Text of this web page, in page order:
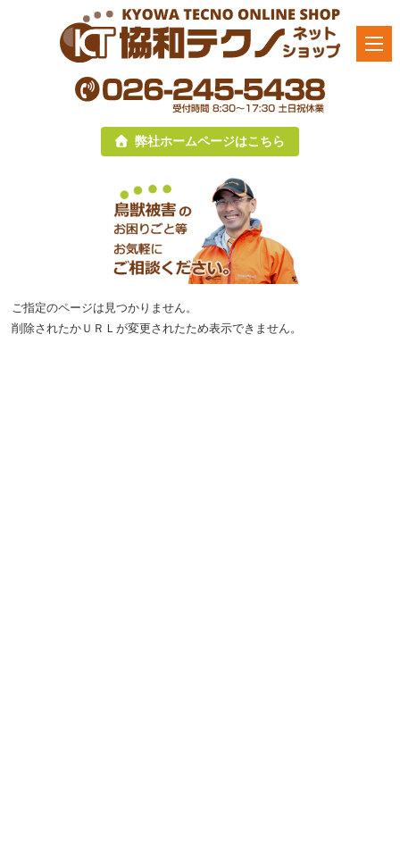
弊社ホームページはこちら
ご指定のページは見つかりません。
削除されたかＵＲＬが変更されたため表示できません。